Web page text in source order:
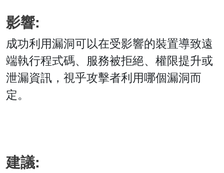
影響:
成功利用漏洞可以在受影響的裝置導致遠
端執行程式碼、服務被拒絕、權限提升或
泄漏資訊，視乎攻擊者利用哪個漏洞而
定。
建議: